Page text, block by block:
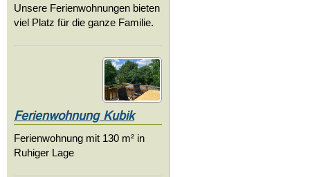
Unsere Ferienwohnungen bieten
viel Platz für die ganze Familie.
Ferienwohnung Kubik
Ferienwohnung mit 130 m² in
Ruhiger Lage